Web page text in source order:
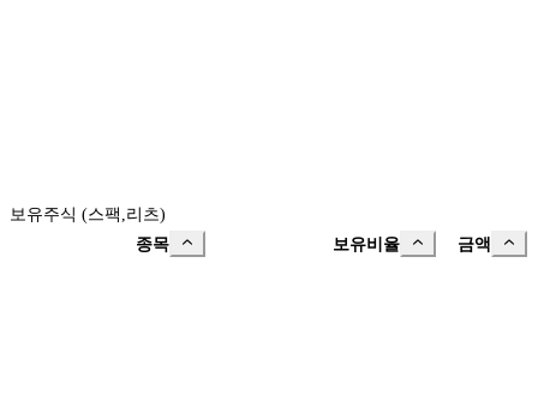
보유주식 (스팩,리츠)
종목
보유비율 금액